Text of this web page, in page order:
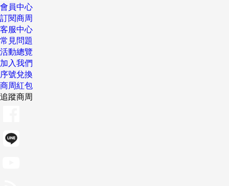
會員中心
訂閱商周
客服中心
常見問題
活動總覽
加入我們
序號兌換
商周紅包
追蹤商周